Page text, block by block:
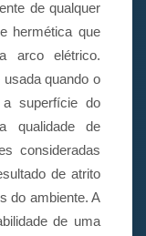
de qualquer
hermética que
arco elétrico.
quando o
superfície do
qualidade de
consideradas
de atrito
do ambiente. A
de uma